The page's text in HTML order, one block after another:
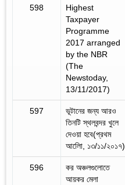
598
Highest
Taxpayer
Programme
2017 arranged
by the NBR
(The
Newstoday,
13/11/2017)
597
ভূটানের জন্য আরও
তিনটি স্থলবন্দর খুলে
দেওয়া হবে(প্রথম
আলোি, ১৩/১১/২০১৭)
596
কর অঞ্চলগুলোতে
আয়কর মেলা